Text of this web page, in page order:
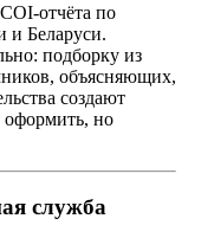
отчёта по
и Беларуси.
подборку из
объясняющих,
создают
оформить, но
служба